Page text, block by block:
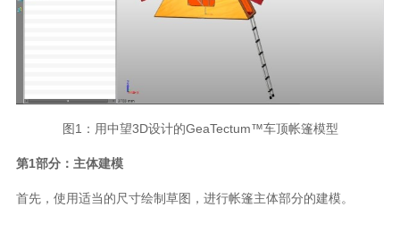
图1 ：用中望3D设计的GeaTectum™车顶帐篷模型
第1部分：主体建模
首先，使用适当的尺寸绘制草图，进行帐篷主体部分的建模。